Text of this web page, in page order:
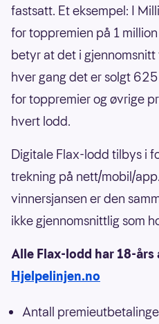
fastsatt. Et eksempel: I
for toppremien på 1
betyr at det i
hver gang det er solgt
for toppremier og øvrige
hvert lodd.
Digitale Flax-lodd tilbys i
trekning på nett/mobil/
vinnersjansen er den
ikke gjennomsnittlig som
Alle Flax-lodd har 18-års
Hjelpelinjen.no
Antall